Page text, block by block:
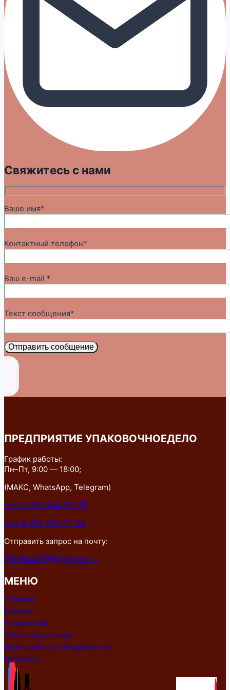
Свяжитесь с нами
Ваше имя*
Контактный телефон*
Ваш e-mail *
Текст сообщения*
Отправить сообщение
ПРЕДПРИЯТИЕ УПАКОВОЧНОЕДЕЛО
График работы:
Пн–Пт, 9:00 — 18:00;
(МАКС, WhatsApp, Telegram)
тел: 8-918-544-99-75
тел: 8-951-839-71-89
Отправить запрос на почту:
79185449975@yandex.ru
МЕНЮ
Главная
Каталог
О компании
Оплата и доставка
Видео работы оборудования
Контакты